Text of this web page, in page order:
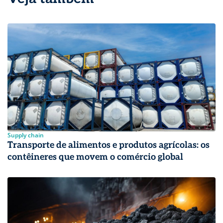
Supply chain
Transporte de alimentos e produtos agrícolas: os
contêineres que movem o comércio global